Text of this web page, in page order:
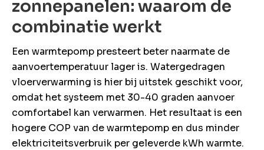
zonnepanelen: waarom de
combinatie werkt
Een warmtepomp presteert beter naarmate de
aanvoertemperatuur lager is. Watergedragen
vloerverwarming is hier bij uitstek geschikt voor,
omdat het systeem met 30-40 graden aanvoer
comfortabel kan verwarmen. Het resultaat is een
hogere COP van de warmtepomp en dus minder
elektriciteitsverbruik per geleverde kWh warmte.